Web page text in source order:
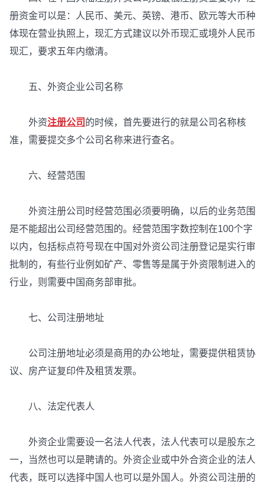
册资金可以是：人民币、美元、英镑、港币、欧元等大币种
体现在营业执照上，现汇方式建议以外币现汇或境外人民币
现汇，要求五年内缴清。
五、外资企业公司名称
外资注册公司 的时候，首先要进行的就是公司名称核
准，需要提交多个公司名称来进行查名。
六、经营范围
外资注册公司时经营范围必须要明确，以后的业务范围
是不能超出公司经营范围的。经营范围字数控制在100个字
以内，包括标点符号现在中国对外资公司注册登记是实行审
批制的，有些行业例如矿产、零售等是属于外资限制进入的
行业，则需要中国商务部审批。
七、公司注册地址
公司注册地址必须是商用的办公地址，需要提供租赁协
议、房产证复印件及租赁发票。
八、法定代表人
外资企业需要设一名法人代表，法人代表可以是股东之
一，当然也可以是聘请的。外资企业或中外合资企业的法人
代表，既可以选择中国人也可以是外国人。外资公司注册的